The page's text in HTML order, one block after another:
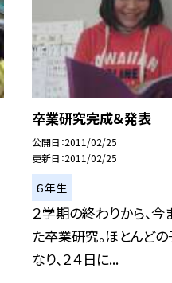
卒業研究完成＆発表
公開日 2011/02/25
更新日 2011/02/25
６年生
２学期の終わりから、
た卒業研究。ほとんど
なり、２４日に...